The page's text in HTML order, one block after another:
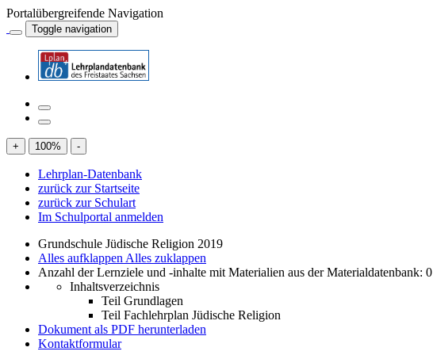
Portalübergreifende Navigation
Toggle navigation
+ 100% -
Lehrplan-Datenbank
zurück zur Startseite
zurück zur Schulart
Im Schulportal anmelden
Grundschule Jüdische Religion 2019
Alles aufklappen Alles zuklappen
Anzahl der Lernziele und -inhalte mit Materialien aus der Materialdatenbank: 0
Inhaltsverzeichnis
Teil Grundlagen
Teil Fachlehrplan Jüdische Religion
Dokument als PDF herunterladen
Kontaktformular